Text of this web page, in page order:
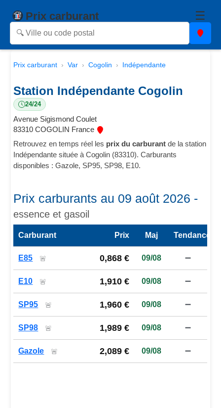
Prix carburant ☰
Prix carburant Var Cogolin Indépendante
Station Indépendante Cogolin
24/24
Avenue Sigismond Coulet
83310 COGOLIN France
Retrouvez en temps réel les prix du carburant de la station
Indépendante située à Cogolin (83310). Carburants
disponibles : Gazole, SP95, SP98, E10.
Prix carburants au 09 août 2026 -
essence et gasoil
Carburant Prix Maj Tendance
E85 🚨 0,868 € 09/08 ➖
E10 🚨 1,910 € 09/08 ➖
SP95 🚨 1,960 € 09/08 ➖
SP98 🚨 1,989 € 09/08 ➖
Gazole 🚨 2,089 € 09/08 ➖